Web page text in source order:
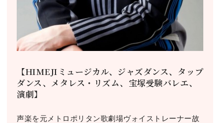
【HIMEJIミュージカル、ジャズダンス、タップ
ダンス、メタレス・リズム、宝塚受験バレエ、
演劇】
声楽を元メトロポリタン歌劇場ヴォイストレーナー故